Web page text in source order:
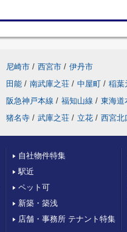
尼崎市 / 西宮市 / 伊丹市
田能 / 南武庫之荘 / 中屋町 / 稲葉
阪急神戸本線 / 福知山線 / 東海道
猪名寺 / 武庫之荘 / 立花 / 西宮北
自社物件特集
駅近
ペット可
新築・築浅
店舗・事務所 テナント特集